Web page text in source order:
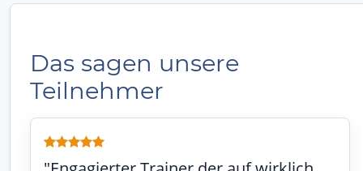
Das sagen unsere
Teilnehmer